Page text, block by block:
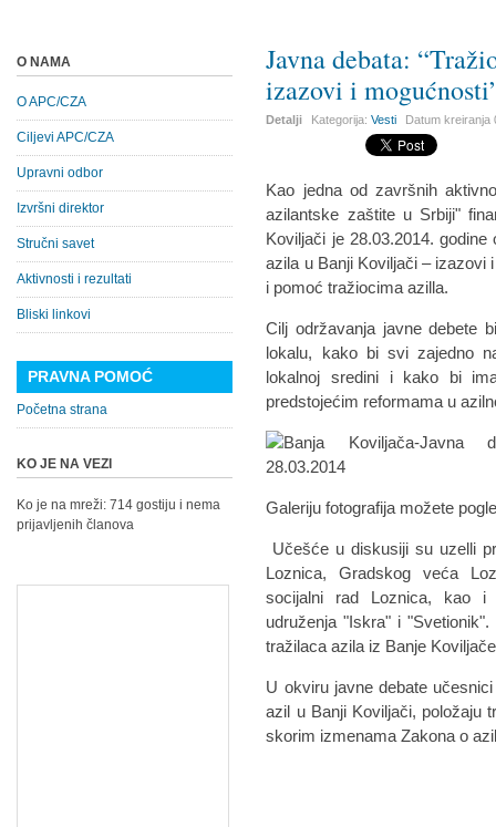
Javna debata:
izazovi i
Detalji Kategorija:Vesti Datum kreiranja
Kao jedna od završnih
azilantske zaštite u Srbiji"
Koviljači je 28.03.2014.
azila u Banji Koviljači – izazovi
i pomoć tražiocima azilla.
Cilj održavanja javne debete
lokalu, kako bi svi zajedno
lokalnoj sredini i kako bi
predstojećim reformama u
Galeriju fotografija možete
Učešće u diskusiji su uzelli
Loznica, Gradskog veća
socijalni rad Loznica, kao i
udruženja "Iskra" i
tražilaca azila iz Banje
U okviru javne debate
azil u Banji Koviljači, položaju
skorim izmenama Zakona o
O NAMA
O APC/CZA
Ciljevi APC/CZA
Upravni odbor
Izvršni direktor
Stručni savet
Aktivnosti i rezultati
Bliski linkovi
PRAVNA POMOĆ
Početna strana
KO JE NA VEZI
Ko je na mreži: 714 gostiju i nema
prijavljenih članova